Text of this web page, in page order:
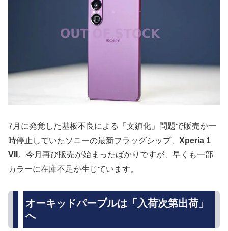
7月に発覚した基板不良による「文鎮化」問題で販売が一
時停止していたソニーの最新フラッグシップ、 Xperia 1
VII 。今月再び販売が始まったばかりですが、早くも一部
カラーに在庫不足が生じています。
オーキッドパープルは「入荷次第出荷」
へ